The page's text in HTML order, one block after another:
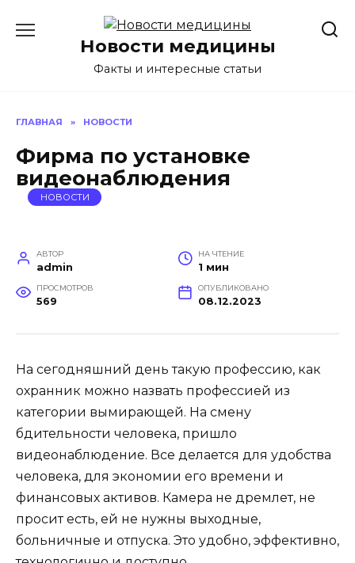
содержаниюНовости медицины
Факты и интересные статьи
ГЛАВНАЯ » НОВОСТИ
Фирма по установке
видеонаблюдения
НОВОСТИ
АВТОР
admin
НА ЧТЕНИЕ
1 мин
ПРОСМОТРОВ
569
ОПУБЛИКОВАНО
08.12.2023
На сегодняшний день такую профессию, как
охранник можно назвать профессией из
категории вымирающей. На смену
бдительности человека, пришло
видеонаблюдение. Все делается для удобства
человека, для экономии его времени и
финансовых активов. Камера не дремлет, не
просит есть, ей не нужны выходные,
больничные и отпуска. Это удобно, эффективно,